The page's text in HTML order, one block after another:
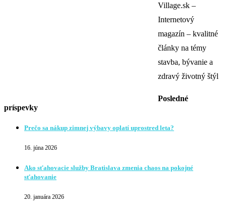
Village.sk –
Internetový
magazín – kvalitné
články na témy
stavba, bývanie a
zdravý životný štýl
Posledné
príspevky
Prečo sa nákup zimnej výbavy oplatí uprostred leta?
16. júna 2026
Ako sťahovacie služby Bratislava zmenia chaos na pokojné
sťahovanie
20. januára 2026